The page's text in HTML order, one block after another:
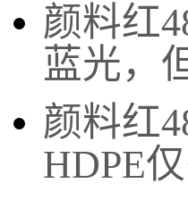
颜料红
蓝光，
颜料红
HDPE